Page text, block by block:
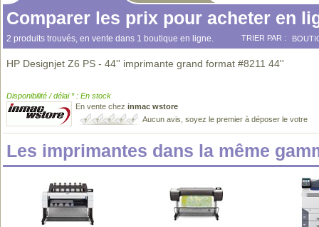
Comparer les prix pour acheter en
2 produits trouvés, en vente dans 1 boutique en ligne. TRIER PAR :
HP Designjet Z6 PS - 44'' imprimante grand format #8211 44''
Disponibilité / délai * : En stock
En vente chez inmac wstore
Aucun avis, soyez le premier à déposer le votre
Les imprimantes dans la même